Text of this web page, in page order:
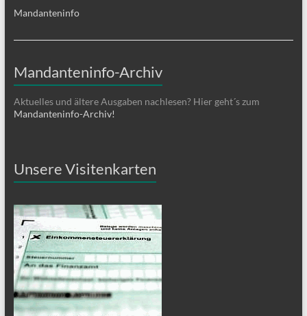
Mandanteninfo
Mandanteninfo-Archiv
Aktuelles und ältere Ausgaben nachlesen? Hier geht´s zum
Mandanteninfo-Archiv!
Unsere Visitenkarten